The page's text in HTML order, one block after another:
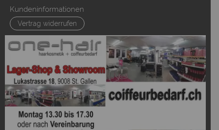
Kundeninformationen
Vertrag widerrufen